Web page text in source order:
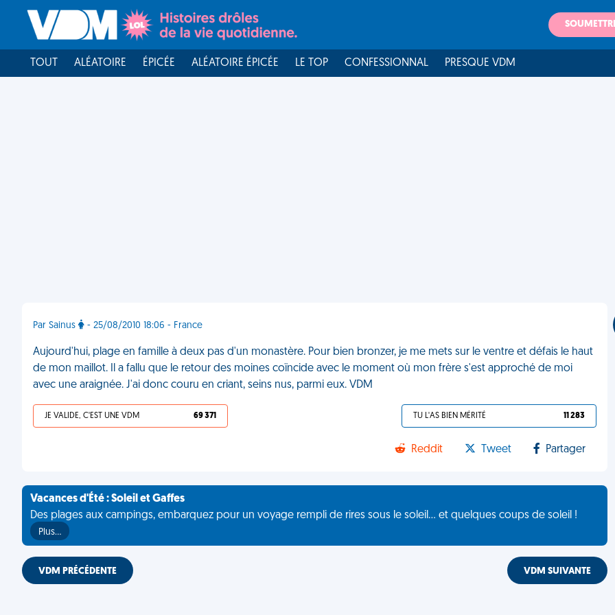
TOUT ALÉATOIRE ÉPICÉE ALÉATOIRE ÉPICÉE LE TOP CONFESSIONNAL PRESQUE VDM
Par Sainus - 25/08/2010 18:06 - France
Aujourd'hui, plage en famille à deux pas d'un monastère. Pour bien bronzer, je me mets sur le ventre et défais le haut
de mon maillot. Il a fallu que le retour des moines coïncide avec le moment où mon frère s'est approché de moi
avec une araignée. J'ai donc couru en criant, seins nus, parmi eux. VDM
JE VALIDE, C'EST UNE VDM 69 371 TU L'AS BIEN MÉRITÉ 11 283
Reddit Tweet Partager
Vacances d'Été : Soleil et Gaffes
Des plages aux campings, embarquez pour un voyage rempli de rires sous le soleil... et quelques coups de soleil !
Plus…
VDM PRÉCÉDENTE VDM SUIVANTE